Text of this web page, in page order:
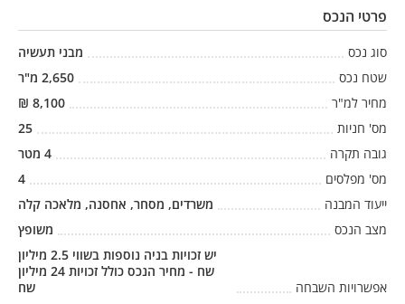
פרטי הנכס
סוג נכס
מבני תעשיה
שטח נכס
2,650 מ"ר
מחיר למ"ר
8,100
₪
מס' חניות
25
גובה תקרה
4 מטר
מס' מפלסים
4
ייעוד המבנה
משרדים, מסחר, אחסנה, מלאכה קלה
מצב הנכס
משופץ
אפשרויות השבחה
יש זכויות בניה נוספות בשווי 2.5 מיליון
שח - מחיר הנכס כולל זכויות 24 מיליון
שח